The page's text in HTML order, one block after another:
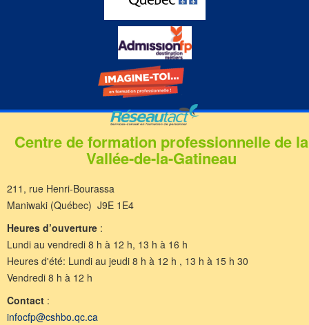
Centre de formation professionnelle de la
Vallée-de-la-Gatineau
211, rue Henri-Bourassa
Maniwaki (Québec) J9E 1E4
Heures d’ouverture :
Lundi au vendredi 8 h à 12 h, 13 h à 16 h
Heures d'été: Lundi au jeudi 8 h à 12 h , 13 h à 15 h 30
Vendredi 8 h à 12 h
Contact :
infocfp@cshbo.qc.ca